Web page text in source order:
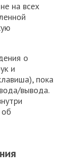
на всех
о
и
пока
вывода.